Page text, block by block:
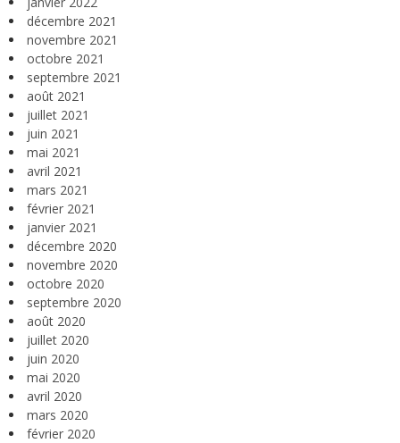
décembre 2021
novembre 2021
octobre 2021
septembre 2021
août 2021
juillet 2021
juin 2021
mai 2021
avril 2021
mars 2021
février 2021
janvier 2021
décembre 2020
novembre 2020
octobre 2020
septembre 2020
août 2020
juillet 2020
juin 2020
mai 2020
avril 2020
mars 2020
février 2020